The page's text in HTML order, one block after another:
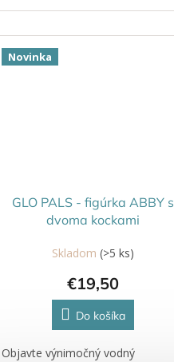
Novinka
GLO PALS - figúrka ABBY s
dvoma kockami
Skladom (>5 ks)
€19,50
Do košíka
Objavte výnimočný vodný